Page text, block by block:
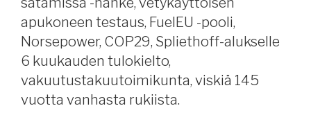
päälliköistä,
raportteja,
uusia
aluksia
offshoreen,
Etiopian
satamat,
apukoneen testaus, FuelEU -pooli,
Norsepower, COP29, Spliethoff-alukselle
6 kuukauden tulokielto,
vakuutustakuutoimikunta, viskiä 145
vuotta vanhasta rukiista.